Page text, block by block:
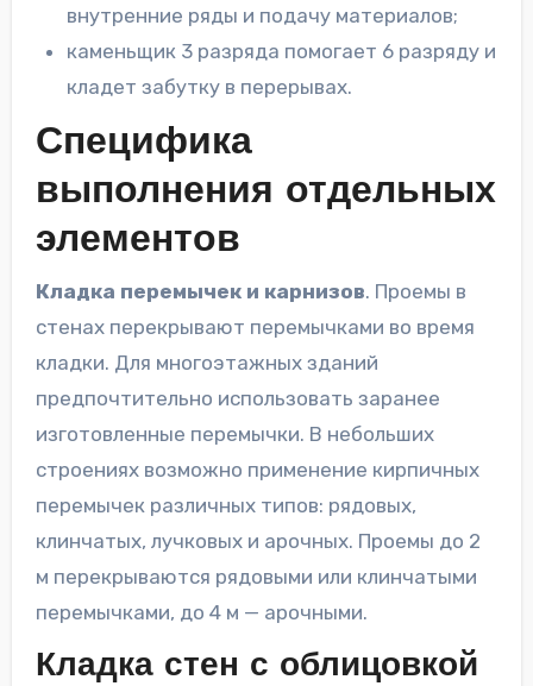
внутренние ряды и подачу материалов;
каменьщик 3 разряда помогает 6 разряду и
кладет забутку в перерывах.
Специфика
выполнения отдельных
элементов
Кладка перемычек и карнизов. Проемы в
стенах перекрывают перемычками во время
кладки. Для многоэтажных зданий
предпочтительно использовать заранее
изготовленные перемычки. В небольших
строениях возможно применение кирпичных
перемычек различных типов: рядовых,
клинчатых, лучковых и арочных. Проемы до 2
м перекрываются рядовыми или клинчатыми
перемычками, до 4 м — арочными.
Кладка стен с облицовкой